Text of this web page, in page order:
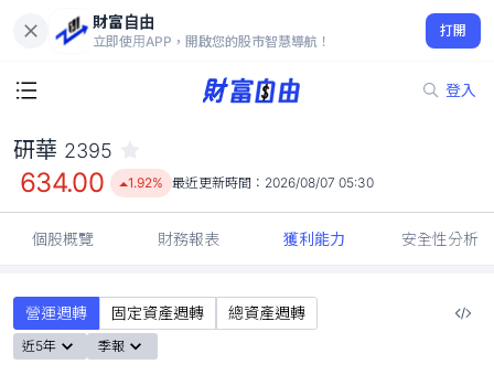
財富自由
立即使用APP，開啟您的股市智慧導航！
打開
登入
634.00
1.92%
研華 2395
634.00 1.92% 最近更新時間： 2026/08/07 05:30
個股概覽 財務報表 獲利能力 安全性分析
營運週轉 固定資產週轉 總資產週轉
近5年 季報